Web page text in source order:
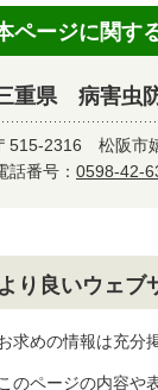
ページに関す
重県 病害虫
515-2316 松阪市
話番号： 0598-42-
より良いウェブ
求めの情報は充分
このページの内容や